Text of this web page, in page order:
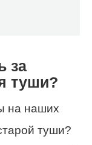
за
туши?
на наших
туши?